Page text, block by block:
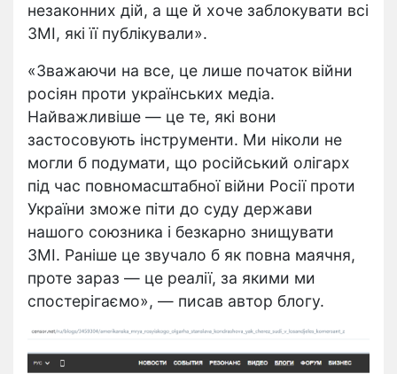
незаконних дій, а ще й хоче заблокувати всі
ЗМІ, які її публікували».
«Зважаючи на все, це лише початок війни
росіян проти українських медіа.
Найважливіше — це те, які вони
застосовують інструменти. Ми ніколи не
могли б подумати, що російський олігарх
під час повномасштабної війни Росії проти
України зможе піти до суду держави
нашого союзника і безкарно знищувати
ЗМІ. Раніше це звучало б як повна маячня,
проте зараз — це реалії, за якими ми
спостерігаємо», — писав автор блогу.